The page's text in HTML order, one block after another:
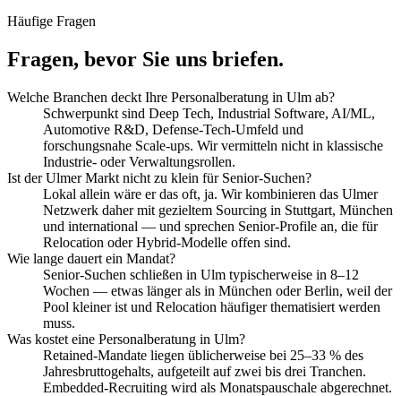
Häufige Fragen
Fragen, bevor Sie uns briefen.
Welche Branchen deckt Ihre Personalberatung in Ulm ab?
Schwerpunkt sind Deep Tech, Industrial Software, AI/ML,
Automotive R&D, Defense-Tech-Umfeld und
forschungsnahe Scale-ups. Wir vermitteln nicht in klassische
Industrie- oder Verwaltungsrollen.
Ist der Ulmer Markt nicht zu klein für Senior-Suchen?
Lokal allein wäre er das oft, ja. Wir kombinieren das Ulmer
Netzwerk daher mit gezieltem Sourcing in Stuttgart, München
und international — und sprechen Senior-Profile an, die für
Relocation oder Hybrid-Modelle offen sind.
Wie lange dauert ein Mandat?
Senior-Suchen schließen in Ulm typischerweise in 8–12
Wochen — etwas länger als in München oder Berlin, weil der
Pool kleiner ist und Relocation häufiger thematisiert werden
muss.
Was kostet eine Personalberatung in Ulm?
Retained-Mandate liegen üblicherweise bei 25–33 % des
Jahresbruttogehalts, aufgeteilt auf zwei bis drei Tranchen.
Embedded-Recruiting wird als Monatspauschale abgerechnet.